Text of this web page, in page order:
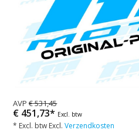
AVP€ 531,45
€ 451,73* Excl. btw
* Excl. btw Excl.Verzendkosten